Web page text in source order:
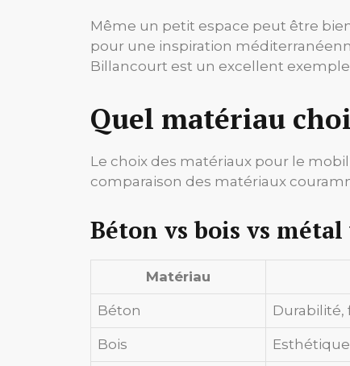
Même un petit espace peut être
pour une inspiration
Billancourt est un excellent
Quel matériau
Le choix des matériaux pour le
comparaison des matériaux
Béton vs bois vs
Matériau
Béton Durabilité,
Bois